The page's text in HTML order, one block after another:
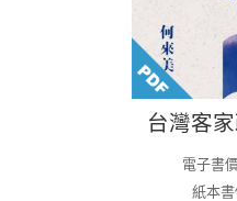
台灣客
電子書
紙本